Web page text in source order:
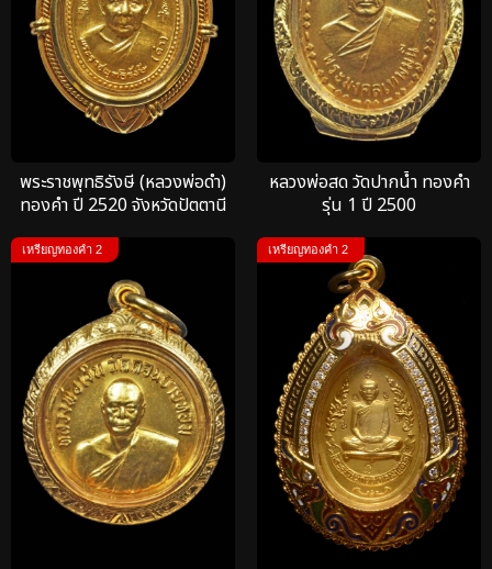
พระราชพุทธิรังษี (หลวงพ่อดำ)
ทองคำ ปี 2520 จังหวัดปัตตานี
หลวงพ่อสด วัดปากน้ำ ทองคำ
รุ่น 1 ปี 2500
เหรียญทองคำ 2 เหรียญทองคำ 2